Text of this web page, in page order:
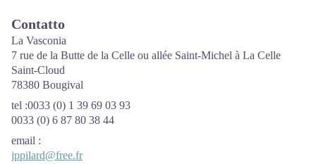
Contatto
La Vasconia
7 rue de la Butte de la Celle ou allée Saint-Michel à La Celle
Saint-Cloud
78380 Bougival
tel :0033 (0) 1 39 69 03 93
0033 (0) 6 87 80 38 44
email :
jppilard@free.fr